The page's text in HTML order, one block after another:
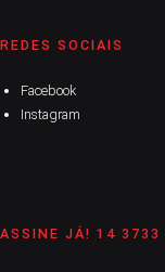
REDES SOCIAIS
Facebook
Instagram
ASSINE JÁ! 14 3733